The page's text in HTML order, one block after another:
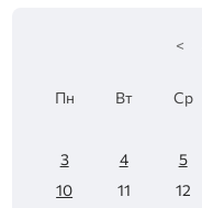
<
Пн Вт Ср
3
4 5
10
11 12